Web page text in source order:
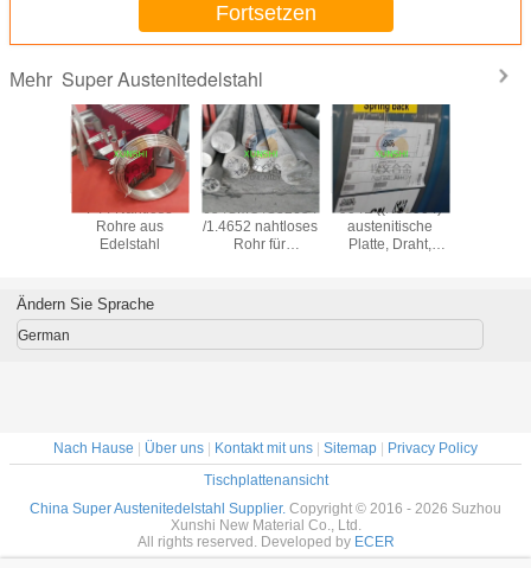
Fortsetzen
Mehr Super Austenitedelstahl
F44 Nahtlose
Rohre aus
Edelstahl
654SMO /S32654
/1.4652 nahtloses
Rohr für
904L ((N08904)
austenitische
Platte, Draht,
Preis
Ändern Sie Sprache
German
Nach Hause | Über uns | Kontakt mit uns | Sitemap | Privacy Policy
Tischplattenansicht
China Super Austenitedelstahl Supplier. Copyright © 2016 - 2026 Suzhou
Xunshi New Material Co., Ltd.
All rights reserved. Developed by ECER